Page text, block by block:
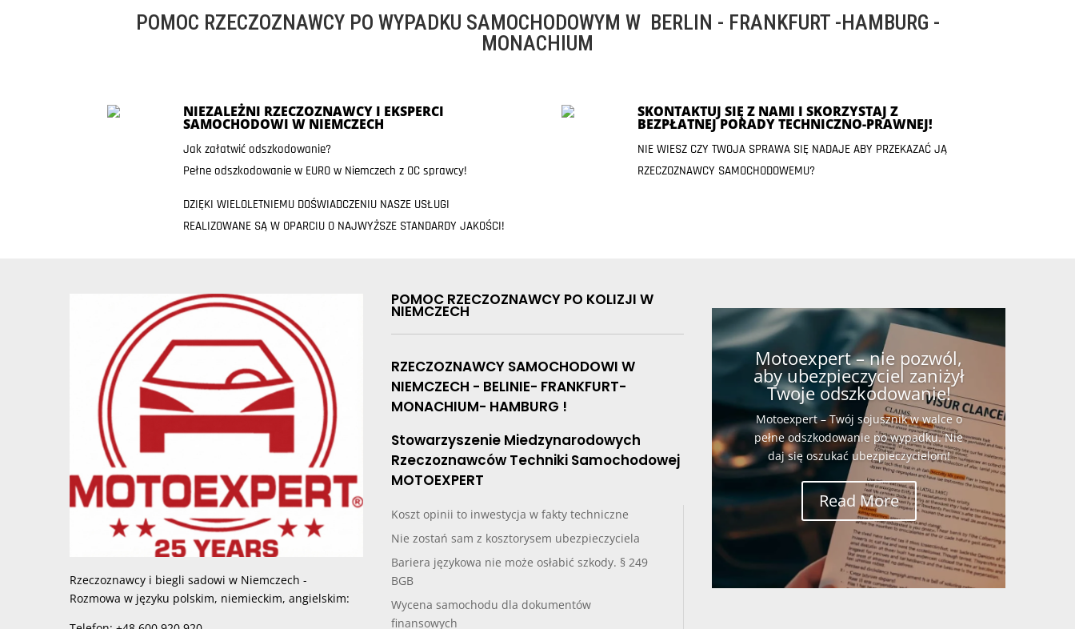
POMOC RZECZOZNAWCY PO WYPADKU SAMOCHODOWYM W BERLIN - FRANKFURT -HAMBURG -
MONACHIUM
NIEZALEŻNI RZECZOZNAWCY I EKSPERCI
SAMOCHODOWI W NIEMCZECH
Jak załatwić odszkodowanie?
Pełne odszkodowanie w EURO w Niemczech z OC sprawcy!
DZIĘKI WIELOLETNIEMU DOŚWIADCZENIU NASZE USŁUGI
REALIZOWANE SĄ W OPARCIU O NAJWYŻSZE STANDARDY JAKOŚCI!
SKONTAKTUJ SIĘ Z NAMI I SKORZYSTAJ Z
BEZPŁATNEJ PORADY TECHNICZNO-PRAWNEJ!
NIE WIESZ CZY TWOJA SPRAWA SIĘ NADAJE ABY PRZEKAZAĆ JĄ
RZECZOZNAWCY SAMOCHODOWEMU?
Rzeczoznawcy i biegli sadowi w Niemczech -
Rozmowa w języku polskim, niemieckim, angielskim:
POMOC RZECZOZNAWCY PO KOLIZJI W
NIEMCZECH
RZECZOZNAWCY SAMOCHODOWI W
NIEMCZECH - BELINIE- FRANKFURT-
MONACHIUM- HAMBURG !
Stowarzyszenie Miedzynarodowych
Rzeczoznawców Techniki Samochodowej
MOTOEXPERT
Koszt opinii to inwestycja w fakty techniczne
Nie zostań sam z kosztorysem ubezpieczyciela
Bariera językowa nie może osłabić szkody. § 249
BGB
Wycena samochodu dla dokumentów
finansowych
Motoexpert – nie pozwól,
aby ubezpieczyciel zaniżył
Twoje odszkodowanie!
Motoexpert – Twój sojusznik w walce o
pełne odszkodowanie po wypadku. Nie
daj się oszukać ubezpieczycielom!
Read More